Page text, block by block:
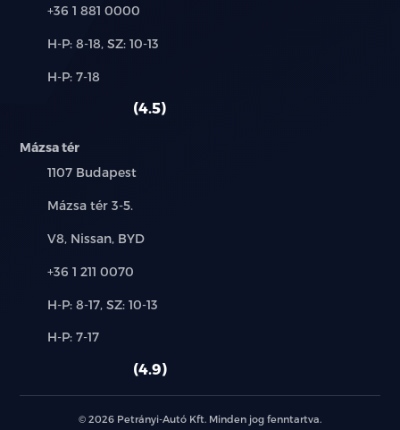
Telefon:
+36 1 881 0000
Új-
használt
H-P: 8-18, SZ: 10-13
Alkatrész,
H-P: 7-18
4.5
Mázsa tér
Település:
1107 Budapest
Cím:
Mázsa tér 3-5.
Márkák:
V8, Nissan, BYD
Telefon:
+36 1 211 0070
Új-
használt
H-P: 8-17, SZ: 10-13
Alkatrész,
H-P: 7-17
4.9
© 2026 Petrányi-Autó Kft. Minden jog fenntartva.